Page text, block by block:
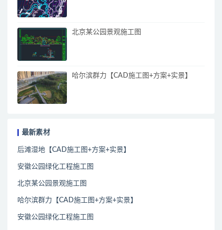
北京某公园景观施工图
哈尔滨群力【CAD施工图+方案+实景】
最新素材
后滩湿地【CAD施工图+方案+实景】
安徽公园绿化工程施工图
北京某公园景观施工图
哈尔滨群力【CAD施工图+方案+实景】
安徽公园绿化工程施工图